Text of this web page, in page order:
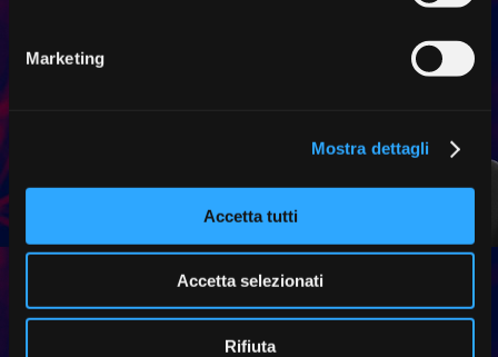
Marketing
Mostra dettagli
Accetta tutti
Accetta selezionati
Rifiuta